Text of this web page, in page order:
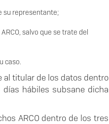
su representante;
salvo que se trate del
caso.
al titular de los datos dentro
hábiles subsane dicha
ARCO dentro de los tres